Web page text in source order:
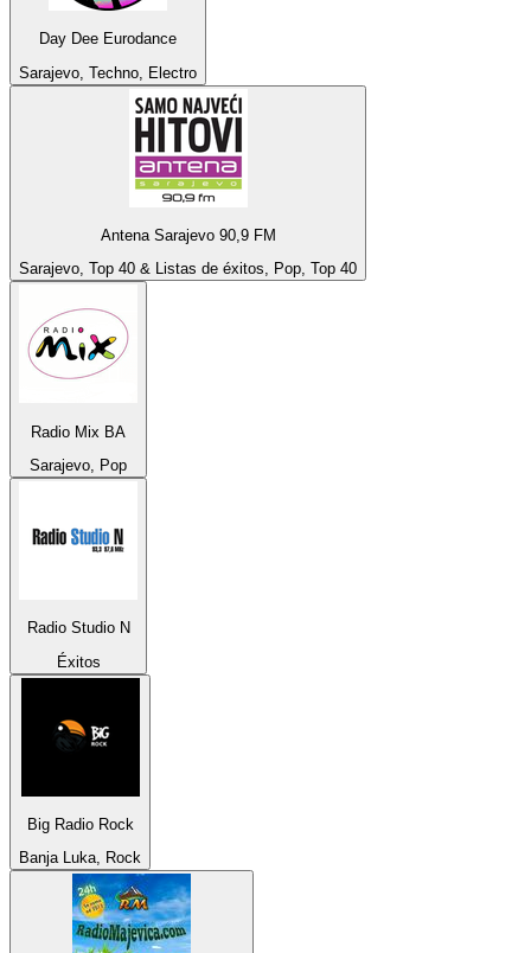
Day Dee Eurodance
Sarajevo, Techno, Electro
Antena Sarajevo 90,9 FM
Sarajevo, Top 40 & Listas de éxitos, Pop, Top 40
Radio Mix BA
Sarajevo, Pop
Radio Studio N
Éxitos
Big Radio Rock
Banja Luka, Rock